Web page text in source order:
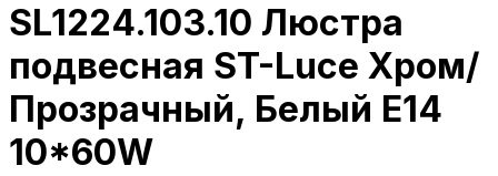
SL1224.103.10 Люстра
подвесная ST-Luce Хром/
Прозрачный, Белый E14
10*60W